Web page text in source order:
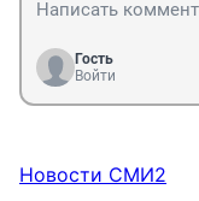
Гость
Войти
Новости СМИ2